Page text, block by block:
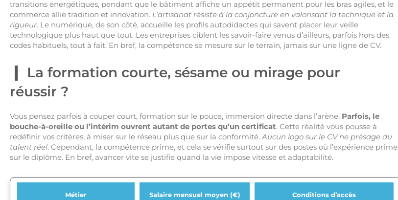
transitions énergétiques, pendant que le bâtiment affiche un appétit permanent pour les bras agiles, et le
commerce allie tradition et innovation. L’artisanat résiste à la conjoncture en valorisant la technique et la
rigueur. Le numérique, de son côté, accueille les profils autodidactes qui savent placer leur veille
technologique plus haut que tout. Les entreprises ciblent les savoir-faire venus d’ailleurs, parfois hors des
codes habituels, tout à fait. En bref, la compétence se mesure sur le terrain, jamais sur une ligne de CV.
La formation courte, sésame ou mirage pour
réussir ?
Vous pensez parfois à couper court, formation sur le pouce, immersion directe dans l’arène. Parfois, le
bouche-à-oreille ou l’intérim ouvrent autant de portes qu’un certificat. Cette réalité vous pousse à
redéfinir vos critères, à miser sur le réseau plus que sur la conformité.Aucun logo sur le CV ne présage du
talent réel. Cependant, la compétence prime, et cela se vérifie surtout sur des postes où l’expérience prime
sur le diplôme. En bref, avancer vite se justifie quand la vie impose vitesse et adaptabilité.
Métier Salaire mensuel moyen (€) Conditions d’accès